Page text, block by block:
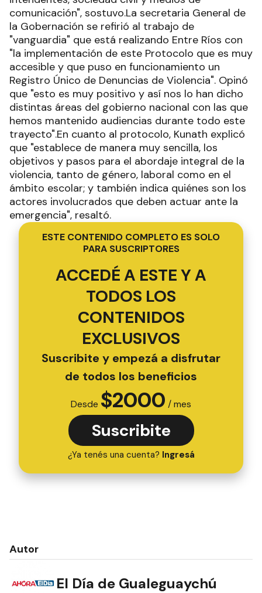
comunicación", sostuvo.La secretaria General de
la Gobernación se refirió al trabajo de
"vanguardia" que está realizando Entre Ríos con
"la implementación de este Protocolo que es muy
accesible y que puso en funcionamiento un
Registro Único de Denuncias de Violencia". Opinó
que "esto es muy positivo y así nos lo han dicho
distintas áreas del gobierno nacional con las que
hemos mantenido audiencias durante todo este
trayecto".En cuanto al protocolo, Kunath explicó
que "establece de manera muy sencilla, los
objetivos y pasos para el abordaje integral de la
violencia, tanto de género, laboral como en el
ámbito escolar; y también indica quiénes son los
actores involucrados que deben actuar ante la
emergencia", resaltó.
ESTE CONTENIDO COMPLETO ES SOLO
PARA SUSCRIPTORES
ACCEDÉ A ESTE Y A
TODOS LOS
CONTENIDOS
EXCLUSIVOS
Suscribite y empezá a disfrutar
de todos los beneficios
Desde $2000 / mes
Suscribite
¿Ya tenés una cuenta? Ingresá
Autor
El Día de Gualeguaychú